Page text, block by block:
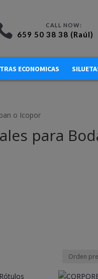
659 50 38 38 (Raúl)
ECONOMICAS
o Icopor
para